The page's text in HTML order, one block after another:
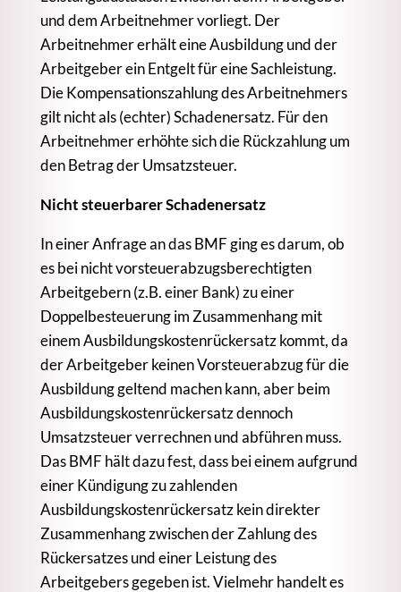
und dem Arbeitnehmer vorliegt. Der
Arbeitnehmer erhält eine Ausbildung und der
Arbeitgeber ein Entgelt für eine Sachleistung.
Die Kompensationszahlung des Arbeitnehmers
gilt nicht als (echter) Schadenersatz. Für den
Arbeitnehmer erhöhte sich die Rückzahlung um
den Betrag der Umsatzsteuer.
Nicht steuerbarer Schadenersatz
In einer Anfrage an das BMF ging es darum, ob
es bei nicht vorsteuerabzugsberechtigten
Arbeitgebern (z.B. einer Bank) zu einer
Doppelbesteuerung im Zusammenhang mit
einem Ausbildungskostenrückersatz kommt, da
der Arbeitgeber keinen Vorsteuerabzug für die
Ausbildung geltend machen kann, aber beim
Ausbildungskostenrückersatz dennoch
Umsatzsteuer verrechnen und abführen muss.
Das BMF hält dazu fest, dass bei einem aufgrund
einer Kündigung zu zahlenden
Ausbildungskostenrückersatz kein direkter
Zusammenhang zwischen der Zahlung des
Rückersatzes und einer Leistung des
Arbeitgebers gegeben ist. Vielmehr handelt es